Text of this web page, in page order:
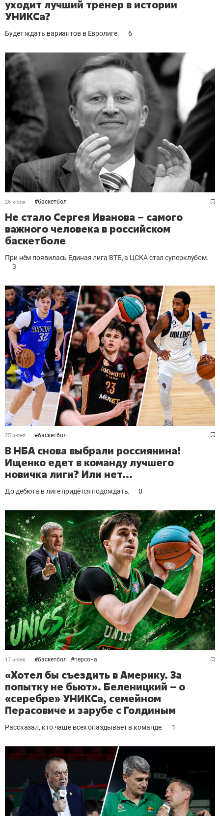
уходит лучший тренер в истории
УНИКСа?
Будет ждать вариантов в Евролиге. 6
26 июня #баскетбол
Не стало Сергея Иванова – самого
важного человека в российском
баскетболе
При нём появилась Единая лига ВТБ, а ЦСКА стал суперклубом.
3
25 июня #баскетбол
В НБА снова выбрали россиянина!
Ищенко едет в команду лучшего
новичка лиги? Или нет...
До дебюта в лиге придётся подождать. 0
17 июня #баскетбол #персона
«Хотел бы съездить в Америку. За
попытку не бьют». Беленицкий – о
«серебре» УНИКСа, семейном
Перасовиче и зарубе с Голдиным
Рассказал, кто чаще всех опаздывает в команде. 1